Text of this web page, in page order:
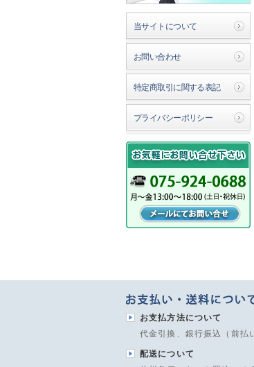
当サイトについて
お問い合わせ
特定商取引に関する表記
プライバシーポリシー
お支払方法について
代金引換、銀行振込（前払
配送について